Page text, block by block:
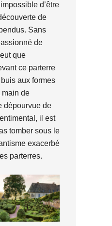
d’être
de
Sans
de
que
ce parterre
aux formes
main de
dépourvue de
il est
tomber sous le
exacerbé
parterres.